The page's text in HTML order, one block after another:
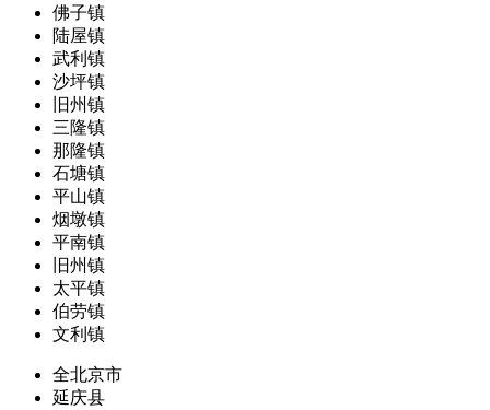
佛子镇
陆屋镇
武利镇
沙坪镇
旧州镇
三隆镇
那隆镇
石塘镇
平山镇
烟墩镇
平南镇
旧州镇
太平镇
伯劳镇
文利镇
全北京市
延庆县